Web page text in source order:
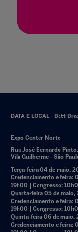
DATA E LOCAL - Bett
Expo Center Norte
Rua José Bernardo
Vila Guilherme - São
Terça-feira 04 de maio,
Credenciamento e feira:
19h00 | Congresso:
Quarta-feira 05 de maio,
Credenciamento e feira:
19h00 | Congresso:
Quinta-feira 06 de maio,
Credenciamento e feira: